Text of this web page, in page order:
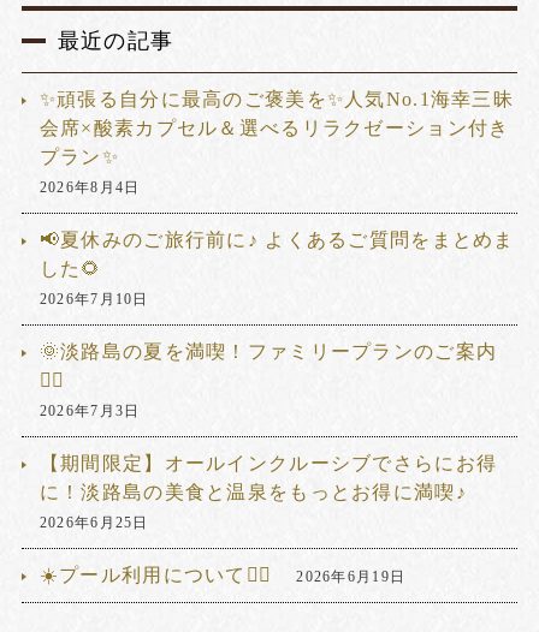
最近の記事
✨頑張る自分に最高のご褒美を✨人気No.1海幸三昧
会席×酸素カプセル＆選べるリラクゼーション付き
プラン✨
2026年8月4日
📢夏休みのご旅行前に♪ よくあるご質問をまとめま
した🌻
2026年7月10日
🌞淡路島の夏を満喫！ファミリープランのご案内
🏊‍♂️
2026年7月3日
【期間限定】オールインクルーシブでさらにお得
に！淡路島の美食と温泉をもっとお得に満喫♪
2026年6月25日
☀️プール利用について🏊‍♂️ 2026年6月19日